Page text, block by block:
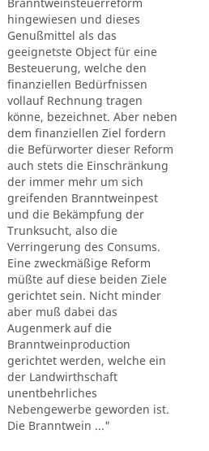
hingewiesen und dieses
Genußmittel als das
geeignetste Object für eine
Besteuerung, welche den
finanziellen Bedürfnissen
vollauf Rechnung tragen
könne, bezeichnet. Aber neben
dem finanziellen Ziel fordern
die Befürworter dieser Reform
auch stets die Einschränkung
der immer mehr um sich
greifenden Branntweinpest
und die Bekämpfung der
Trunksucht, also die
Verringerung des Consums.
Eine zweckmäßige Reform
müßte auf diese beiden Ziele
gerichtet sein. Nicht minder
aber muß dabei das
Augenmerk auf die
Branntweinproduction
gerichtet werden, welche ein
der Landwirthschaft
unentbehrliches
Nebengewerbe geworden ist.
Die Branntwein ..."